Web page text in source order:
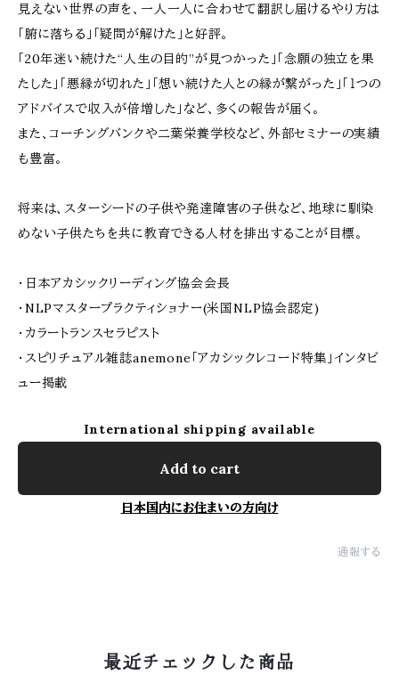
見えない世界の声を、一人一人に合わせて翻訳し届けるやり方は
「腑に落ちる」「疑問が解けた」と好評。
「20年迷い続けた“人生の目的”が見つかった」「念願の独立を果
たした」「悪縁が切れた」「想い続けた人との縁が繋がった」「１つの
アドバイスで収入が倍増した」など、多くの報告が届く。
また、コーチングバンクや二葉栄養学校など、外部セミナーの実績
も豊富。
将来は、スターシードの子供や発達障害の子供など、地球に馴染
めない子供たちを共に教育できる人材を排出することが目標。
・日本アカシックリーディング協会会長
・NLPマスタープラクティショナー(米国NLP協会認定)
・カラートランスセラピスト
・スピリチュアル雑誌anemone「アカシックレコード特集」インタビ
ュー掲載
International shipping available
Add to cart
日本国内にお住まいの方向け
通報する
最近チェックした商品